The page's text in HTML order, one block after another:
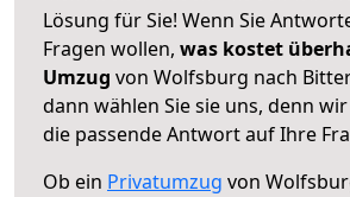
Lösung für Sie! Wenn Sie
Fragen wollen, was kostet
Umzug von Wolfsburg nach
dann wählen Sie sie uns, denn
die passende Antwort auf Ihre
Ob ein Privatumzug von